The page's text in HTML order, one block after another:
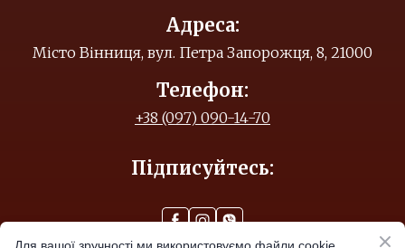
Адреса:
Місто Вінниця, вул. Петра Запорожця, 8, 21000
Телефон:
+38 (097) 090-14-70
Підписуйтесь: